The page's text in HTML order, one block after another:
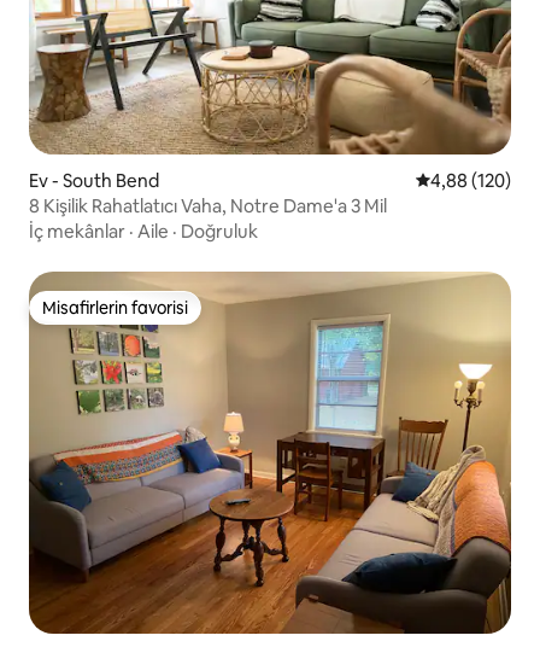
Ev - South Bend 5 üzerinden
4,88 (120)
8 Kişilik Rahatlatıcı Vaha, Notre Dame'a 3 Mil
İç mekânlar · Aile · Doğruluk
Misafirlerin favorisi
Misafirlerin favorisi